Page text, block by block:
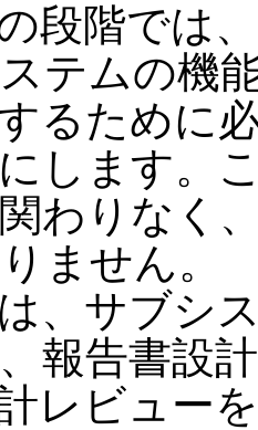
段階では
テムの機
るために
します。
わりなく
ません。
、サブシ
、報告書設
レビュー